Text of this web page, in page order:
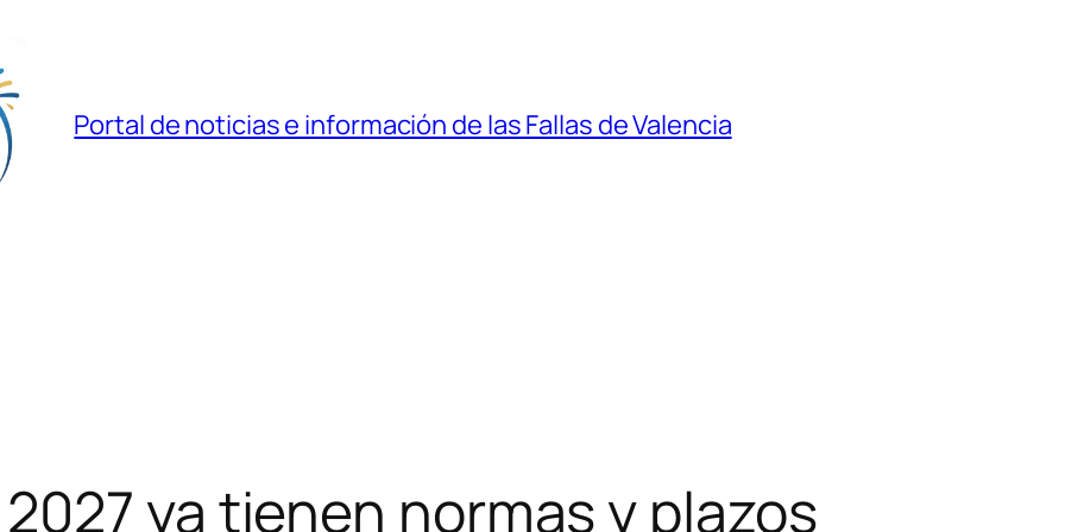
Portal de noticias e información de las Fallas de Valencia
ya tienen normas y plazos